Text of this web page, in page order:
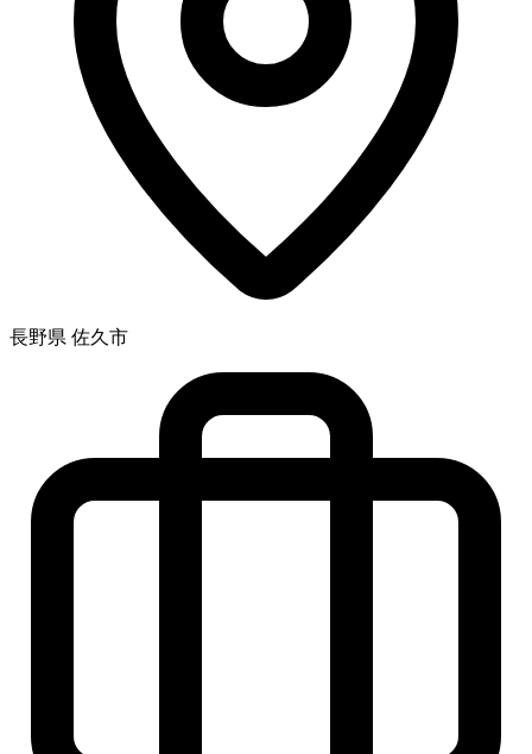
長野県 佐久市